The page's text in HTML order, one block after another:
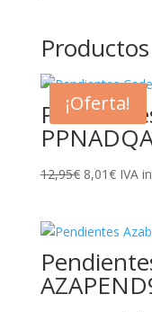
¡Oferta!
12,95€ El
era:
12,95€.
8,01€El
es:
8,01€.
IVA